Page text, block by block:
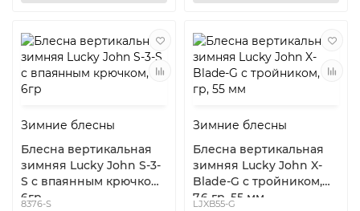
Зимние блесны
Блесна вертикальная
зимняя Lucky John S-3-
S с впаянным крючком,
6гр
8376-S
Зимние блесны
Блесна вертикальная
зимняя Lucky John X-
Blade-G с тройником,
7.6 гр, 55 мм
LJXB55-G